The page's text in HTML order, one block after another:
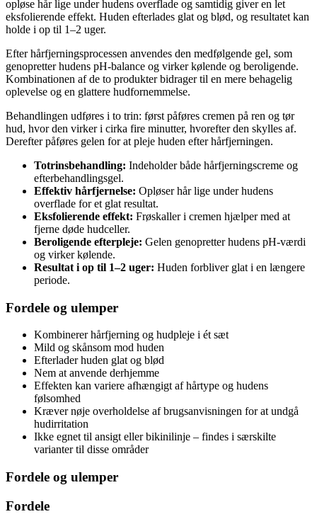
opløse hår lige under hudens overflade og samtidig giver en let
eksfolierende effekt. Huden efterlades glat og blød, og resultatet kan
holde i op til 1–2 uger.
Efter hårfjerningsprocessen anvendes den medfølgende gel, som
genopretter hudens pH-balance og virker kølende og beroligende.
Kombinationen af de to produkter bidrager til en mere behagelig
oplevelse og en glattere hudfornemmelse.
Behandlingen udføres i to trin: først påføres cremen på ren og tør
hud, hvor den virker i cirka fire minutter, hvorefter den skylles af.
Derefter påføres gelen for at pleje huden efter hårfjerningen.
Totrinsbehandling: Indeholder både hårfjerningscreme og
efterbehandlingsgel.
Effektiv hårfjernelse: Opløser hår lige under hudens
overflade for et glat resultat.
Eksfolierende effekt: Frøskaller i cremen hjælper med at
fjerne døde hudceller.
Beroligende efterpleje: Gelen genopretter hudens pH-værdi
og virker kølende.
Resultat i op til 1–2 uger: Huden forbliver glat i en længere
periode.
Fordele og ulemper
Kombinerer hårfjerning og hudpleje i ét sæt
Mild og skånsom mod huden
Efterlader huden glat og blød
Nem at anvende derhjemme
Effekten kan variere afhængigt af hårtype og hudens
følsomhed
Kræver nøje overholdelse af brugsanvisningen for at undgå
hudirritation
Ikke egnet til ansigt eller bikinilinje – findes i særskilte
varianter til disse områder
Fordele og ulemper
Fordele